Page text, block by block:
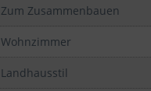
Zum Zusammenbauen
Wohnzimmer
Landhausstil